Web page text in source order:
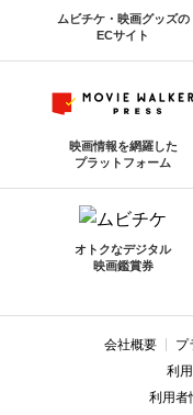
ムビチケ・映画グッズの
ECサイト
映画情報を網羅した
プラットフォーム
オトクなデジタル
映画鑑賞券
会社概要 プ
利
利用者